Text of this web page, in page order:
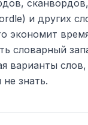
и других
экономит
словарный
варианты
знать.